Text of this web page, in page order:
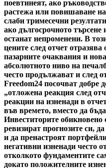
поевтинеят, ако
растежа или повишаване
слаби тримесечни
ако дългосрочното търсене
останат непроменени. В
цените след отчет
пазарните очаквания и
абсолютното ниво на
често продължават и след
Freedom24 посочват добре
„отложена реакция след
реакции на изненади в
във времето, вместо да
Инвеститорите обикновено
ревизират прогнозите си,
и да пренастроят
негативни изненади често
отколкото фундаментите
докато положителните